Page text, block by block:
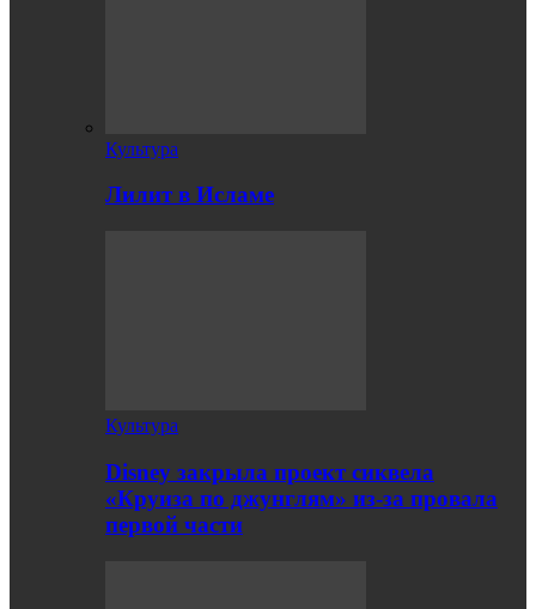
Культура
Лилит в Исламе
Культура
Disney закрыла проект сиквела
«Круиза по джунглям» из-за провала
первой части